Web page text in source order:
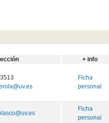
+ info
Ficha
personal
Ficha
personal